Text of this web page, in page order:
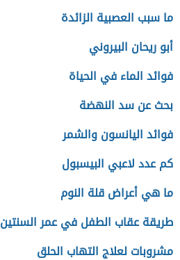
ما سبب العصبية الزائدة
أبو ريحان البيروني
فوائد الماء في الحياة
بحث عن سد النهضة
فوائد اليانسون والشمر
كم عدد لاعبي البيسبول
ما هي أعراض قلة النوم
طريقة عقاب الطفل في عمر السنتين
مشروبات لعلاج التهاب الحلق